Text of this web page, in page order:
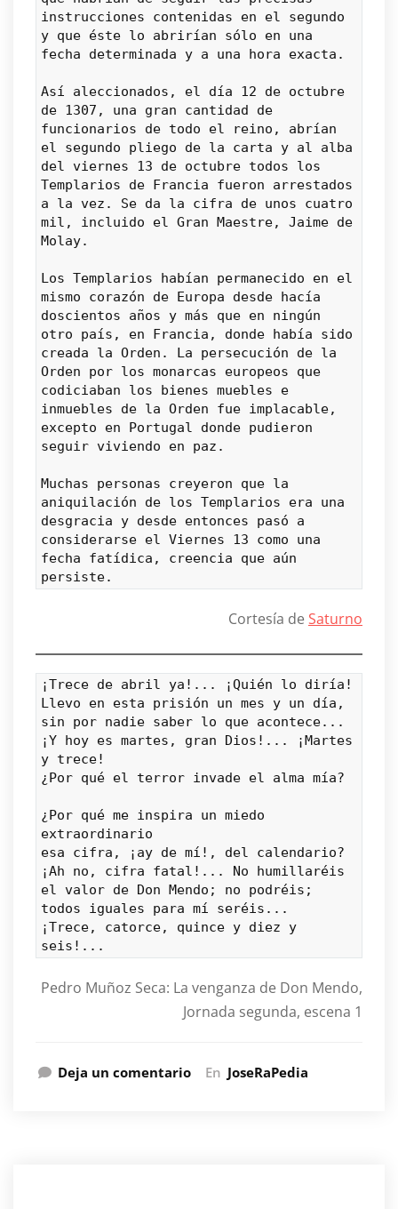
instrucciones contenidas en el segundo
y que éste lo abrirían sólo en una
fecha determinada y a una hora exacta.
Así aleccionados, el día 12 de octubre
de 1307, una gran cantidad de
funcionarios de todo el reino, abrían
el segundo pliego de la carta y al alba
del viernes 13 de octubre todos los
Templarios de Francia fueron arrestados
a la vez. Se da la cifra de unos cuatro
mil, incluido el Gran Maestre, Jaime de
Molay.
Los Templarios habían permanecido en el
mismo corazón de Europa desde hacía
doscientos años y más que en ningún
otro país, en Francia, donde había sido
creada la Orden. La persecución de la
Orden por los monarcas europeos que
codiciaban los bienes muebles e
inmuebles de la Orden fue implacable,
excepto en Portugal donde pudieron
seguir viviendo en paz.
Muchas personas creyeron que la
aniquilación de los Templarios era una
desgracia y desde entonces pasó a
considerarse el Viernes 13 como una
fecha fatídica, creencia que aún
persiste.
Cortesía de Saturno
¡Trece de abril ya!... ¡Quién lo diría!
Llevo en esta prisión un mes y un día,
sin por nadie saber lo que acontece...
¡Y hoy es martes, gran Dios!... ¡Martes
y trece!
¿Por qué el terror invade el alma mía?
¿Por qué me inspira un miedo
extraordinario
esa cifra, ¡ay de mí!, del calendario?
¡Ah no, cifra fatal!... No humillaréis
el valor de Don Mendo; no podréis;
todos iguales para mí seréis...
¡Trece, catorce, quince y diez y
seis!...
Pedro Muñoz Seca: La venganza de Don Mendo,
Jornada segunda, escena 1
Deja un comentario En JoseRaPedia